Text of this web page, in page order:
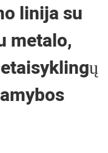
linija su
metalo,